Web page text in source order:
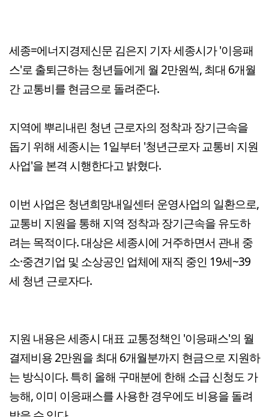
세종=에너지경제신문 김은지 기자 세종시가 '이응패
스'로 출퇴근하는 청년들에게 월 2만원씩, 최대 6개월
간 교통비를 현금으로 돌려준다.
지역에 뿌리내린 청년 근로자의 정착과 장기근속을
돕기 위해 세종시는 1일부터 '청년근로자 교통비 지원
사업'을 본격 시행한다고 밝혔다.
이번 사업은 청년희망내일센터 운영사업의 일환으로,
교통비 지원을 통해 지역 정착과 장기근속을 유도하
려는 목적이다. 대상은 세종시에 거주하면서 관내 중
소·중견기업 및 소상공인 업체에 재직 중인 19세~39
세 청년 근로자다.
지원 내용은 세종시 대표 교통정책인 '이응패스'의 월
결제비용 2만원을 최대 6개월분까지 현금으로 지원하
는 방식이다. 특히 올해 구매분에 한해 소급 신청도 가
능해, 이미 이응패스를 사용한 경우에도 비용을 돌려